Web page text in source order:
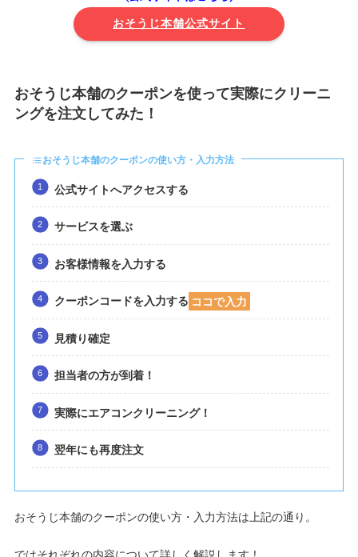
おそうじ本舗公式サイト
おそうじ本舗のクーポンを使って実際にクリーニ
ングを注文してみた！
おそうじ本舗のクーポンの使い方・入力方法
公式サイトへアクセスする
サービスを選ぶ
お客様情報を入力する
クーポンコードを入力する ココで入力
見積り確定
担当者の方が到着！
実際にエアコンクリーニング！
翌年にも再度注文
おそうじ本舗のクーポンの使い方・入力方法は上記の通り。